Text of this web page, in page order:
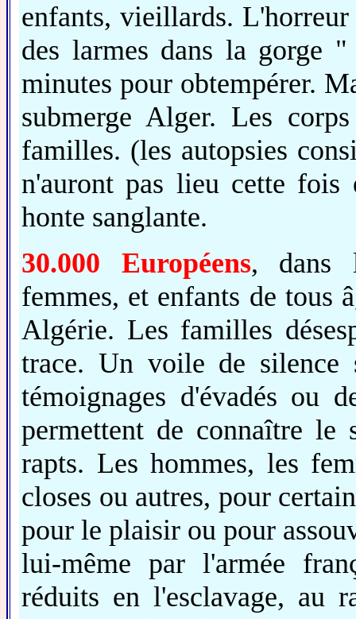
enfants, vieillards.
des larmes dans la gorge
minutes pour obtempérer.
submerge Alger. Les
familles. (les autopsies
n'auront pas lieu cette fois
honte sanglante.
30.000 Européens, dans
femmes, et enfants de tous
Algérie. Les familles
trace. Un voile de silence
témoignages d'évadés ou
permettent de connaître le
rapts. Les hommes, les
closes ou autres, pour
pour le plaisir ou pour
lui-même par l'armée
réduits en l'esclavage, au